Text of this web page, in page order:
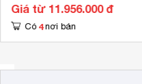
Giá từ 11.956.000 đ
Có 4 nơi bán